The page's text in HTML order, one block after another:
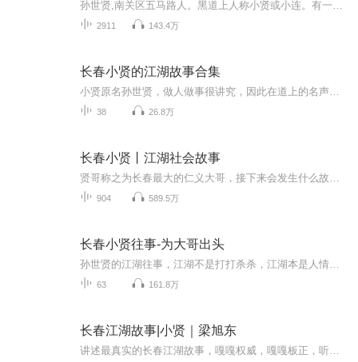
2911 143.4万
长春小贤的江湖故事合集
38 26.8万
长春小贤丨江湖社会故事
904 589.5万
长春小贤往事-为大哥出头
63 161.8万
长春江湖故事|小贤｜梁旭东